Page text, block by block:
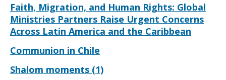
Faith, Migration, and Human Rights: Global
Ministries Partners Raise Urgent Concerns
Across Latin America and the Caribbean
Communion in Chile
Shalom moments (1)